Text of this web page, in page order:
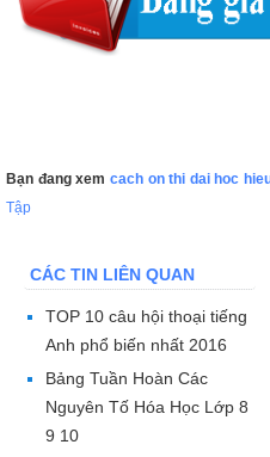
Bạn đang xem cach on thi dai hoc
Tập
CÁC TIN LIÊN QUAN
TOP 10 câu hội thoại tiếng
Anh phổ biến nhất 2016
Bảng Tuần Hoàn Các
Nguyên Tố Hóa Học Lớp 8
9 10